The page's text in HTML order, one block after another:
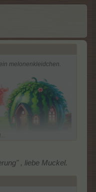
melonenkleidchen.
, liebe Muckel.